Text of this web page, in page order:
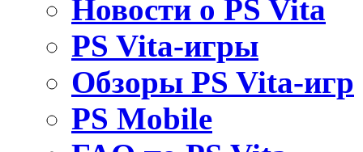
Новости о PS Vita
PS Vita-игры
Обзоры PS Vita-игр
PS Mobile